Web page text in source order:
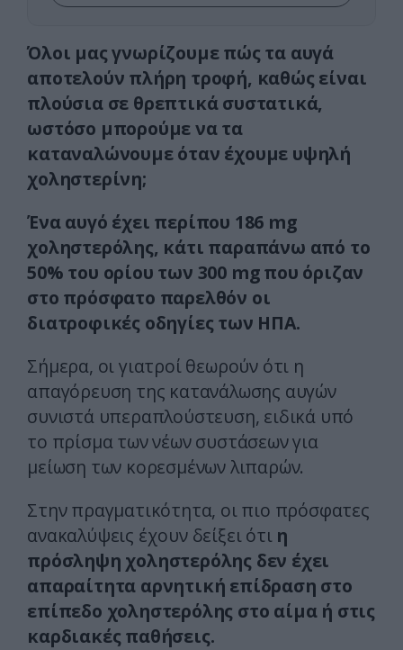
Όλοι μας γνωρίζουμε πώς τα αυγά
αποτελούν πλήρη τροφή, καθώς είναι
πλούσια σε θρεπτικά συστατικά,
ωστόσο μπορούμε να τα
καταναλώνουμε όταν έχουμε υψηλή
χοληστερίνη;
Ένα αυγό έχει περίπου 186 mg
χοληστερόλης, κάτι παραπάνω από το
50% του ορίου των 300 mg που όριζαν
στο πρόσφατο παρελθόν οι
διατροφικές οδηγίες των ΗΠΑ.
Σήμερα, οι γιατροί θεωρούν ότι η
απαγόρευση της κατανάλωσης αυγών
συνιστά υπεραπλούστευση, ειδικά υπό
το πρίσμα των νέων συστάσεων για
μείωση των κορεσμένων λιπαρών.
Στην πραγματικότητα, οι πιο πρόσφατες
ανακαλύψεις έχουν δείξει ότιη
πρόσληψη χοληστερόλης δεν έχει
απαραίτητα αρνητική επίδραση στο
επίπεδο χοληστερόλης στο αίμα ή στις
καρδιακές παθήσεις.